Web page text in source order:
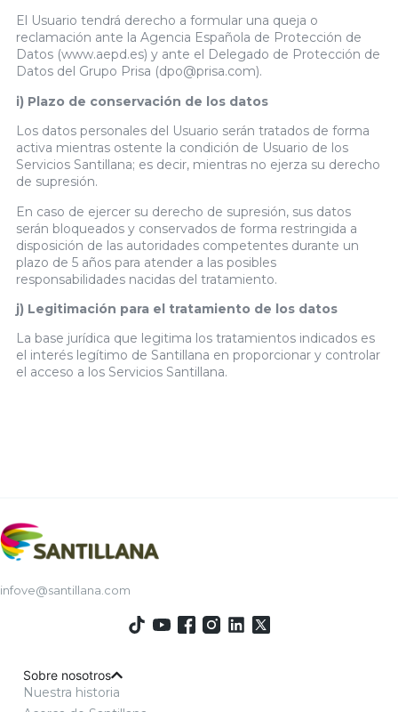
El Usuario tendrá derecho a formular una queja o
reclamación ante la Agencia Española de Protección de
Datos (www.aepd.es) y ante el Delegado de Protección de
Datos del Grupo Prisa (dpo@prisa.com).
i) Plazo de conservación de los datos
Los datos personales del Usuario serán tratados de forma
activa mientras ostente la condición de Usuario de los
Servicios Santillana; es decir, mientras no ejerza su derecho
de supresión.
En caso de ejercer su derecho de supresión, sus datos
serán bloqueados y conservados de forma restringida a
disposición de las autoridades competentes durante un
plazo de 5 años para atender a las posibles
responsabilidades nacidas del tratamiento.
j) Legitimación para el tratamiento de los datos
La base jurídica que legitima los tratamientos indicados es
el interés legítimo de Santillana en proporcionar y controlar
el acceso a los Servicios Santillana.
infove@santillana.com
Sobre nosotros
Nuestra historia